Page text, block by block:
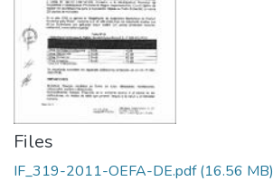
Files
IF_319-2011-OEFA-DE.pdf(16.56 MB)